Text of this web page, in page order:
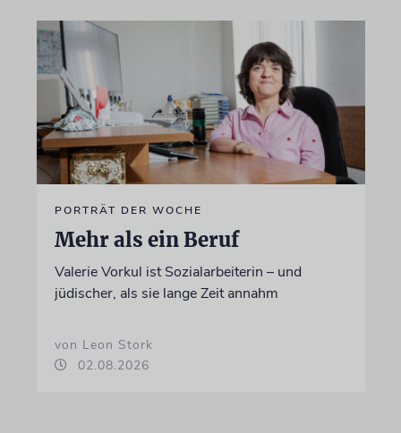
PORTRÄT DER WOCHE
Mehr als ein Beruf
Valerie Vorkul ist Sozialarbeiterin – und
jüdischer, als sie lange Zeit annahm
von Leon Stork
02.08.2026